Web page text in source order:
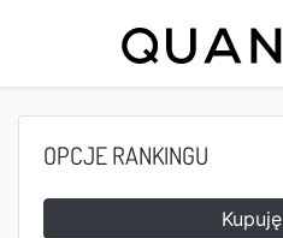
OPCJE RANKINGU
Kupuję